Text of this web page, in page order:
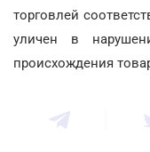
торговлей
уличен в
происхождения